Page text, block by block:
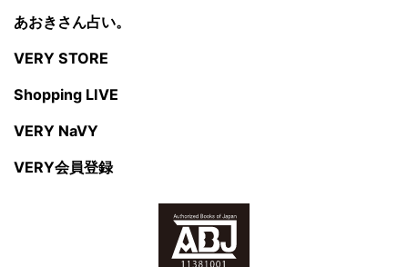
あおきさん占い。
VERY STORE
Shopping LIVE
VERY NaVY
VERY会員登録